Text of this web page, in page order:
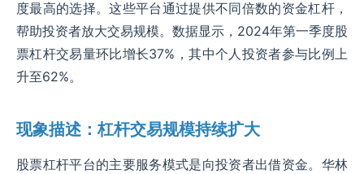
度最高的选择。这些平台通过提供不同倍数的资金杠杆，
帮助投资者放大交易规模。数据显示，2024年第一季度股
票杠杆交易量环比增长37%，其中个人投资者参与比例上
升至62%。
现象描述：杠杆交易规模持续扩大
股票杠杆平台的主要服务模式是向投资者出借资金。华林